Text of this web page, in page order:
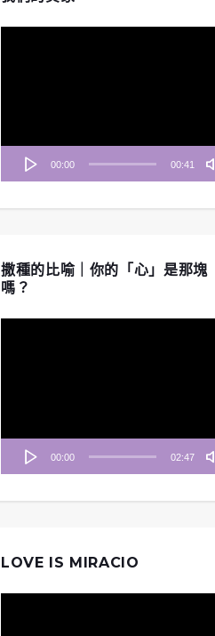
00:00 00:41
撒種的比喻｜你的「心」是那塊
嗎？
00:00 02:47
LOVE IS MIRACIO